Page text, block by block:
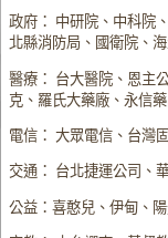
政府： 中研院、中科院
北縣消防局、國衛院、
醫療： 台大醫院、恩主
克、羅氏大藥廠、永信藥
電信： 大眾電信、台灣
交通： 台北捷運公司、
公益：喜憨兒、伊甸、